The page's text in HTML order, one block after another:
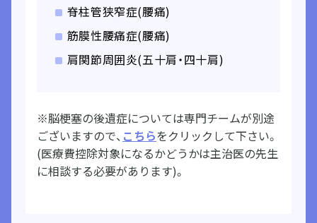
脊柱管狭窄症(腰痛)
筋膜性腰痛症(腰痛)
肩関節周囲炎(五十肩・四十肩)
※脳梗塞の後遺症については専門チームが別途
ございますので、 こちらをクリックして下さい。
(医療費控除対象になるかどうかは主治医の先生
に相談する必要があります)。